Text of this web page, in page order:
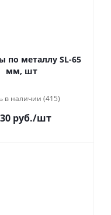
по металлу SL-65
мм, шт
в наличии (415)
руб./шт